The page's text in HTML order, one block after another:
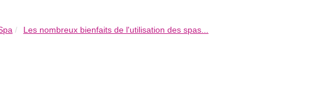
Les nombreux bienfaits de l'utilisation des spas...